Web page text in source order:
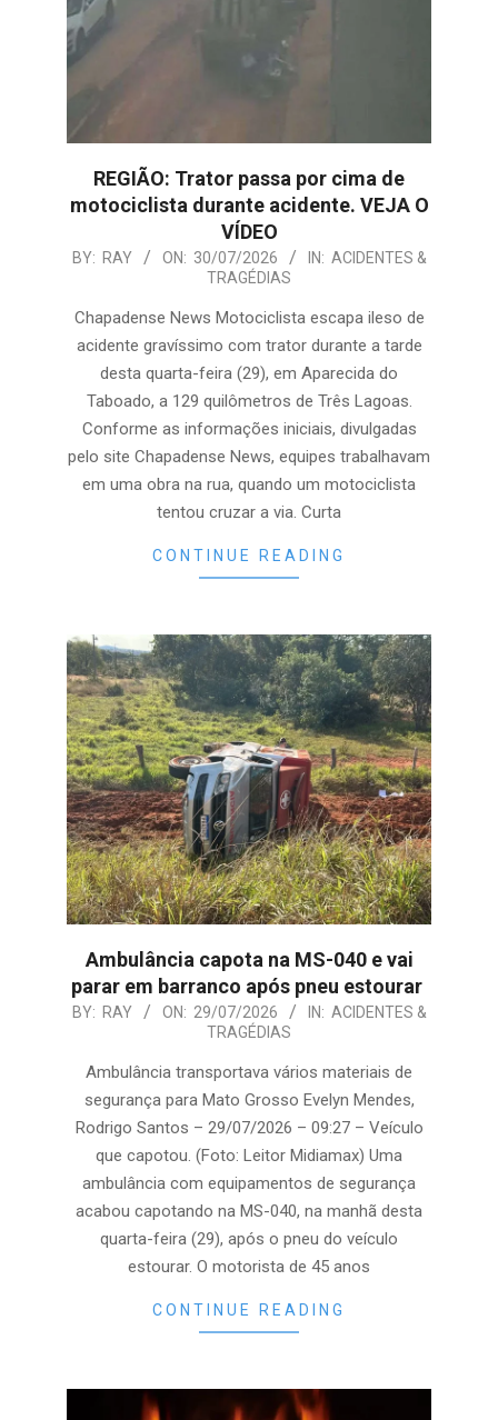
REGIÃO: Trator passa por cima de
motociclista durante acidente. VEJA O
VÍDEO
2026-
30
BY: RAY ON: 30/07/2026 IN: ACIDENTES &
TRAGÉDIAS
Chapadense News Motociclista escapa ileso de
acidente gravíssimo com trator durante a tarde
desta quarta-feira (29), em Aparecida do
Taboado, a 129 quilômetros de Três Lagoas.
Conforme as informações iniciais, divulgadas
pelo site Chapadense News, equipes trabalhavam
em uma obra na rua, quando um motociclista
tentou cruzar a via. Curta
CONTINUE READING
Ambulância capota na MS-040 e vai
parar em barranco após pneu estourar
2026-
BY: RAY ON: 29/07/2026 IN: ACIDENTES &
TRAGÉDIAS
Ambulância transportava vários materiais de
segurança para Mato Grosso Evelyn Mendes,
Rodrigo Santos – 29/07/2026 – 09:27 – Veículo
que capotou. (Foto: Leitor Midiamax) Uma
ambulância com equipamentos de segurança
acabou capotando na MS-040, na manhã desta
quarta-feira (29), após o pneu do veículo
estourar. O motorista de 45 anos
CONTINUE READING